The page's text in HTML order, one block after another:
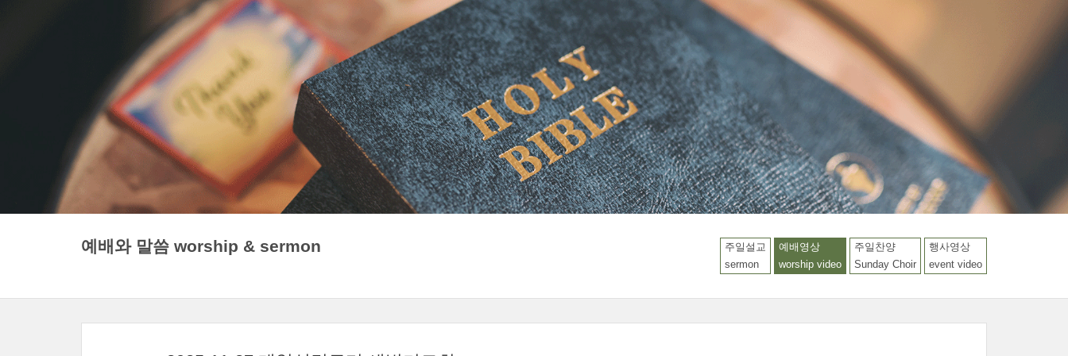
LOGIN
예배와 말씀 worship & sermon
주일설교
sermon
예배영상
worship video
주일찬양
Sunday Choir
행사영상
event video